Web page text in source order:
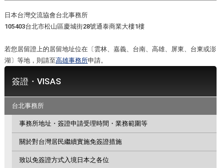
日本台灣交流協會台北事務所
105403台北市松山區慶城街28號通泰商業大樓1樓
若您居留證上的居留地址位在〔雲林、嘉義、台南、高雄、屏東、台東或澎
湖〕等地，則請至高雄事務所申請。
簽證・VISAS
台北事務所
事務所地址・簽證申請受理時間・業務範圍等
關於對台灣居民繼續實施免簽證措施
致以免簽證方式入境日本之各位